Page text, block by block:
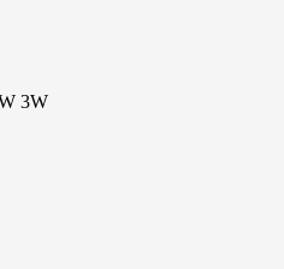
3W